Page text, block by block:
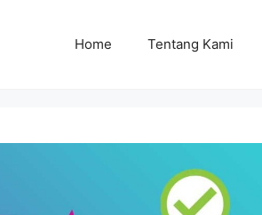
Home Tentang Kami